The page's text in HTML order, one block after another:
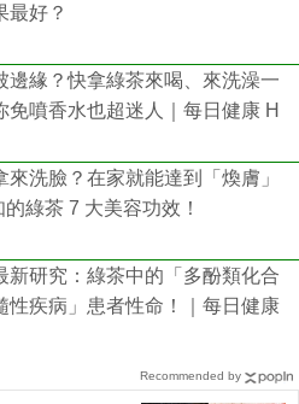
最好？
邊緣？快拿綠茶來喝、來洗澡一
免噴香水也超迷人｜每日健康 H
來洗臉？在家就能達到「煥膚」
綠茶 7 大美容功效！
新研究：綠茶中的「多酚類化合
性疾病」患者性命！｜每日健康
Recommended by